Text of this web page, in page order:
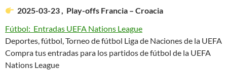
2025-03-23 , Play-offs Francia – Croacia
Fútbol: Entradas UEFA Nations League
Deportes, fútbol, Torneo de fútbol Liga de Naciones de la UEFA
Compra tus entradas para los partidos de fútbol de la UEFA
Nations League